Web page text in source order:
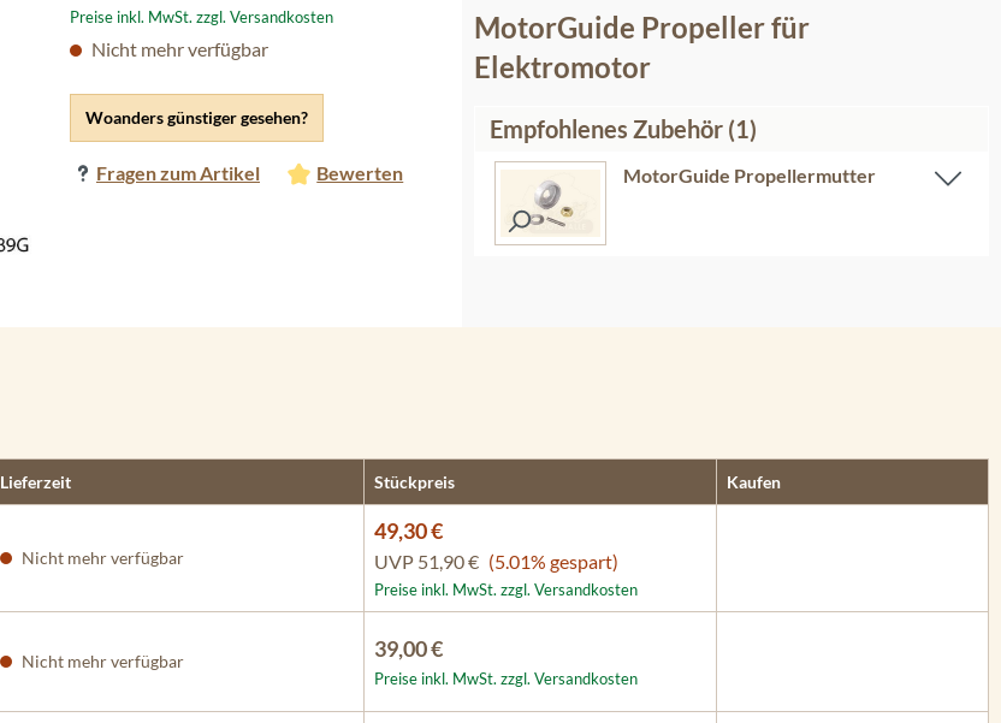
Preise inkl. MwSt. zzgl. Versandkosten
Woanders günstiger gesehen?
Fragen zum Artikel Bewerten
Nicht mehr verfügbar
MotorGuide Propeller für
Elektromotor
Empfohlenes Zubehör (1)
MotorGuide Propellermutter
Lieferzeit Stückpreis Kaufen
Nicht mehr verfügbar
49,30 €
UVP 51,90 € (5.01% gespart)
Preise inkl. MwSt. zzgl. Versandkosten
Nicht mehr verfügbar 39,00 €
Preise inkl. MwSt. zzgl. Versandkosten